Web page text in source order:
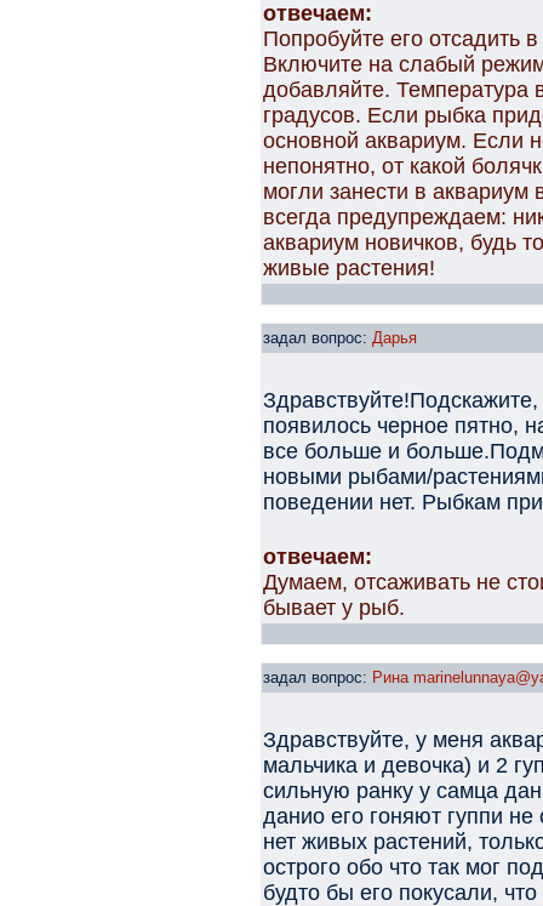
отвечаем:
Попробуйте его отсадить
Включите на слабый
добавляйте.
градусов. Если рыбка
основной аквариум. Если
непонятно, от какой
могли занести в
всегда предупреждаем:
аквариум новичков, будь
живые растения!
задал вопрос: Дарья
появилось черное пятно,
все больше и
новыми рыбами/
поведении нет. Рыбкам
отвечаем:
Думаем, отсаживать не
бывает у рыб.
задал вопрос: Рина
Здравствуйте, у меня
мальчика и девочка) и 2
сильную ранку у самца
данио его гоняют гуппи
нет живых растений,
острого обо что так мог
будто бы его покусали,